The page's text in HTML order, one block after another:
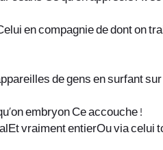
en compagnie de dont on
de gens en surfant
embryon Ce accouche !
vraiment entierOu via celui